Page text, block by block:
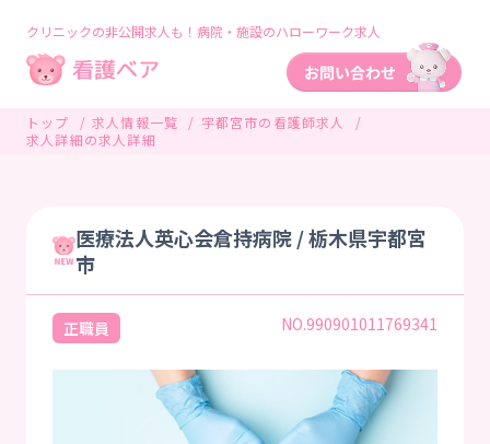
クリニックの非公開求人も！病院・施設のハローワーク求人
トップ 求人情報一覧
宇都宮市の看護師求人
求人詳細の求人詳細
医療法人英心会倉持病院 / 栃木県宇都宮
市
正職員 NO.990901011769341